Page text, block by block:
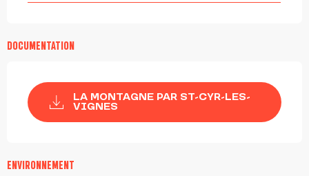
DOCUMENTATION
LA MONTAGNE PAR ST-CYR-LES-
VIGNES
ENVIRONNEMENT